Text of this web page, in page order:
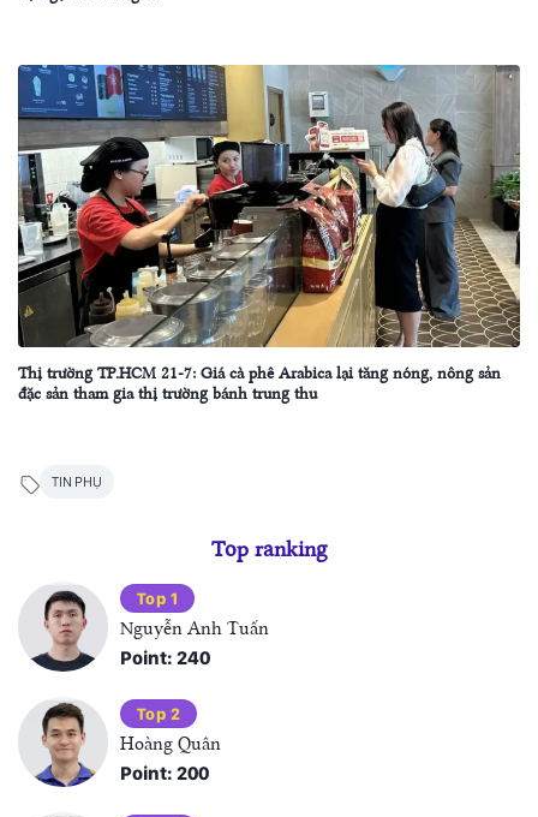
Thị trường TP.HCM 21-7: Giá cà phê Arabica lại tăng nóng, nông sản
đặc sản tham gia thị trường bánh trung thu
TIN PHỤ
Top ranking
Top 1
Nguyễn Anh Tuấn
Point: 240
Top 2
Hoàng Quân
Point: 200